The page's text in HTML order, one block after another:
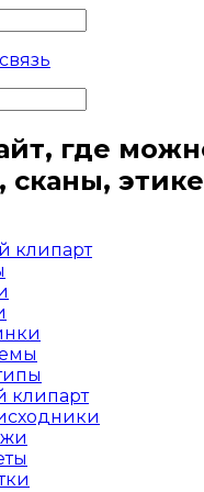
где
клипарт
клипарт